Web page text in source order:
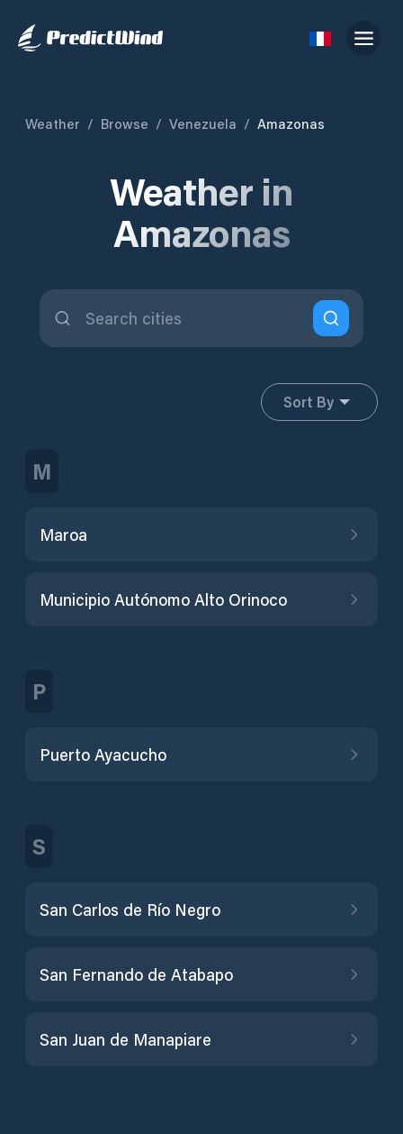
Weather / Browse / Venezuela / Amazonas
Weather in
Amazonas
Sort By
M
Maroa
Municipio Autónomo Alto Orinoco
P
Puerto Ayacucho
S
San Carlos de Río Negro
San Fernando de Atabapo
San Juan de Manapiare